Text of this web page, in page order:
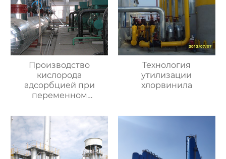
Производство
кислорода
адсорбцией при
переменном
Технология
утилизации
хлорвинила